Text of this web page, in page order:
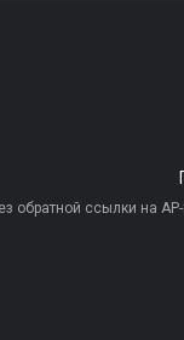
обратной ссылки на